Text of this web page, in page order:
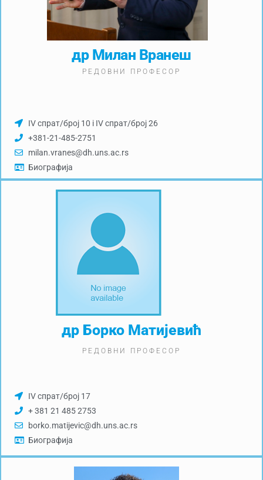
др Милан Вранеш
РЕДОВНИ ПРОФЕСОР
IV спрат/број 10 i IV спрат/број 26
+381-21-485-2751
milan.vranes@dh.uns.ac.rs
Биографија
др Борко Матијевић
РЕДОВНИ ПРОФЕСОР
IV спрат/број 17
+ 381 21 485 2753
borko.matijevic@dh.uns.ac.rs
Биографија